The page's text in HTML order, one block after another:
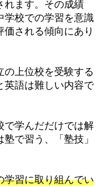
れます。その成績
学校での学習を意識
される傾向にあり
の上位校を受験する
英語は難しい内容で
で学んだだけでは解
で習う、「塾技」
学習に取り組んでい